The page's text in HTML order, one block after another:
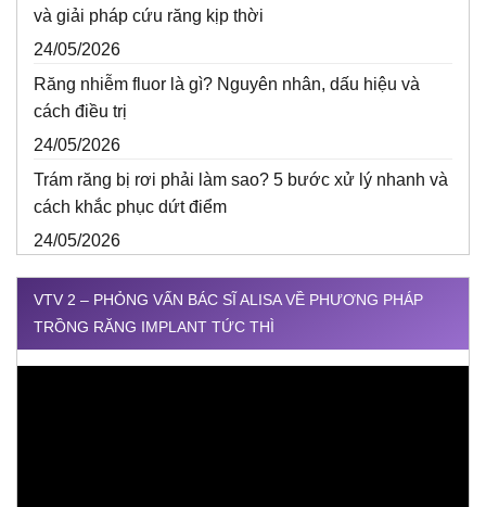
và giải pháp cứu răng kịp thời
24/05/2026
Răng nhiễm fluor là gì? Nguyên nhân, dấu hiệu và
cách điều trị
24/05/2026
Trám răng bị rơi phải làm sao? 5 bước xử lý nhanh và
cách khắc phục dứt điểm
24/05/2026
VTV 2 – PHỎNG VẤN BÁC SĨ ALISA VỀ PHƯƠNG PHÁP
TRỒNG RĂNG IMPLANT TỨC THÌ